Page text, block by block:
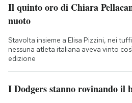
Il quinto oro di Chiara
nuoto
Stavolta insieme a Elisa Pizzini, nei
nessuna atleta italiana aveva vinto
edizione
I Dodgers stanno rovinando il